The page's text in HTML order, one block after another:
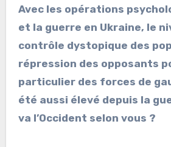
Avec les opérations
et la guerre en Ukraine, le
contrôle dystopique des
répression des opposants
particulier des forces de
été aussi élevé depuis la
va l’Occident selon vous ?